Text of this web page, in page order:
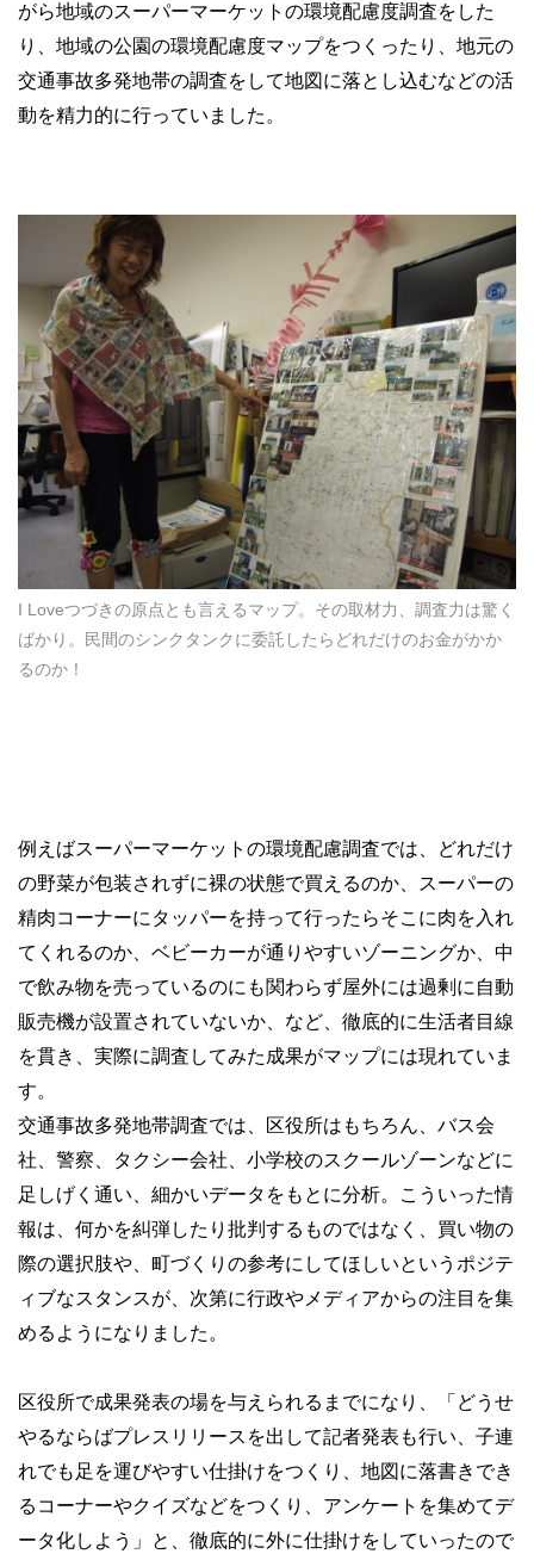
がら地域のスーパーマーケットの環境配慮度調査をした
り、地域の公園の環境配慮度マップをつくったり、地元の
交通事故多発地帯の調査をして地図に落とし込むなどの活
動を精力的に行っていました。
I Loveつづきの原点とも言えるマップ。その取材力、調査力は驚く
ばかり。民間のシンクタンクに委託したらどれだけのお金がかか
るのか！
例えばスーパーマーケットの環境配慮調査では、どれだけ
の野菜が包装されずに裸の状態で買えるのか、スーパーの
精肉コーナーにタッパーを持って行ったらそこに肉を入れ
てくれるのか、ベビーカーが通りやすいゾーニングか、中
で飲み物を売っているのにも関わらず屋外には過剰に自動
販売機が設置されていないか、など、徹底的に生活者目線
を貫き、実際に調査してみた成果がマップには現れていま
す。
交通事故多発地帯調査では、区役所はもちろん、バス会
社、警察、タクシー会社、小学校のスクールゾーンなどに
足しげく通い、細かいデータをもとに分析。こういった情
報は、何かを糾弾したり批判するものではなく、買い物の
際の選択肢や、町づくりの参考にしてほしいというポジテ
ィブなスタンスが、次第に行政やメディアからの注目を集
めるようになりました。
区役所で成果発表の場を与えられるまでになり、「どうせ
やるならばプレスリリースを出して記者発表も行い、子連
れでも足を運びやすい仕掛けをつくり、地図に落書きでき
るコーナーやクイズなどをつくり、アンケートを集めてデ
ータ化しよう」と、徹底的に外に仕掛けをしていったので